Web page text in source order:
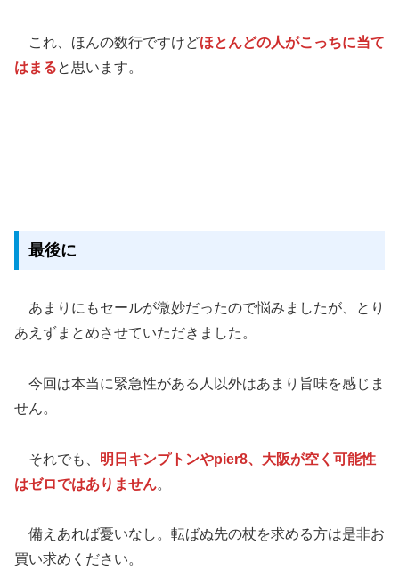
これ、ほんの数行ですけどほとんどの人がこっちに当て
はまると思います。
最後に
あまりにもセールが微妙だったので悩みましたが、とり
あえずまとめさせていただきました。
今回は本当に緊急性がある人以外はあまり旨味を感じま
せん。
それでも、 明日キンプトンやpier8、大阪が空く可能性
はゼロではありません。
備えあれば憂いなし。転ばぬ先の杖を求める方は是非お
買い求めください。